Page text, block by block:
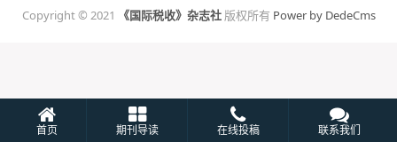
Copyright © 2021 《国际税收》杂志社版权所有 Power by DedeCms
首页 期刊导读 在线投稿 联系我们